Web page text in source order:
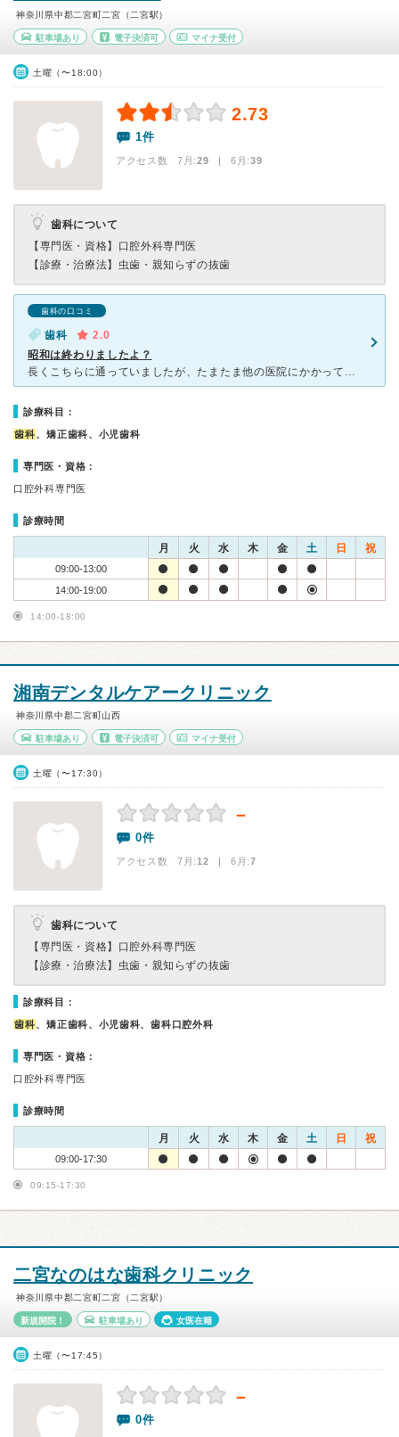
神奈川県中郡二宮町二宮（二宮駅）
駐車場あり 電子決済可 マイナ受付
土曜（〜18:00）
2.73
1件
アクセス数 7月:29 | 6月:39
歯科について
【専門医・資格】 口腔外科専門医
【診療・治療法】 虫歯・親知らずの抜歯
歯科の口コミ
歯科
2.0
昭和は終わりましたよ？
長くこちらに通っていましたが、たまたま他の医院にかかって、こちらの普通は普通ではなかったなと気が付きました 予約制なのに1時間や1時間半待つのは当たり前、診察室に通されてからも更に30分待ったりする
診療科目：
歯科、矯正歯科、小児歯科
専門医・資格：
口腔外科専門医
診療時間
月 火 水 木 金 土 日 祝
09:00-13:00
14:00-19:00
14:00-18:00
湘南デンタルケアークリニック
神奈川県中郡二宮町山西
駐車場あり 電子決済可 マイナ受付
土曜（〜17:30）
－
0件
アクセス数 7月:12 | 6月:7
歯科について
【専門医・資格】 口腔外科専門医
【診療・治療法】 虫歯・親知らずの抜歯
診療科目：
歯科、矯正歯科、小児歯科、歯科口腔外科
専門医・資格：
口腔外科専門医
診療時間
月 火 水 木 金 土 日 祝
09:00-17:30
09:15-17:30
二宮なのはな歯科クリニック
神奈川県中郡二宮町二宮（二宮駅）
新規開院！ 駐車場あり 女医在籍
土曜（〜17:45）
－
0件